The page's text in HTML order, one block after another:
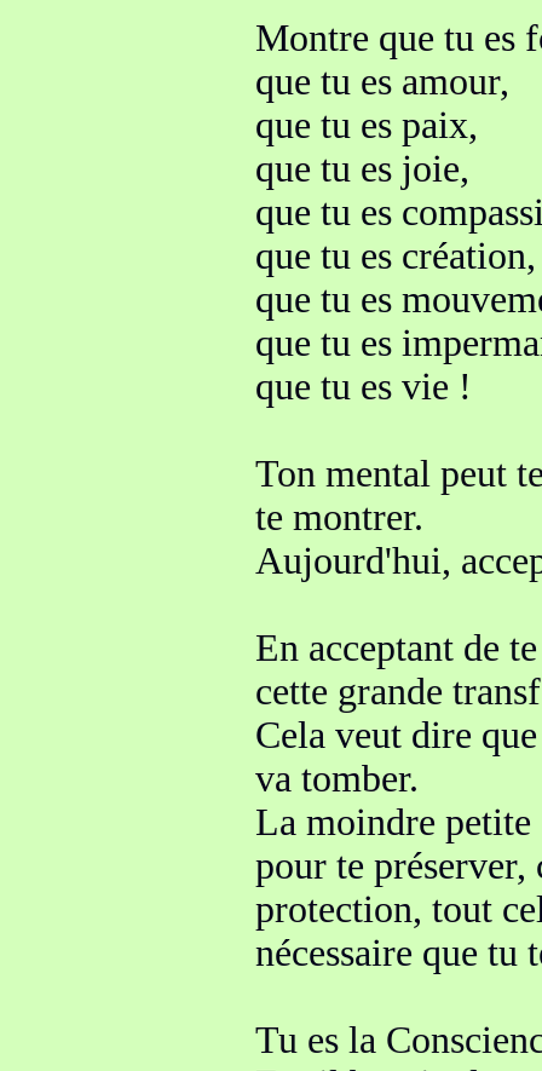
Montre que tu es
que tu es amour,
que tu es paix,
que tu es joie,
que tu es
que tu es création,
que tu es m
que tu es
que tu es vie !
Ton mental peut
te montrer.
Aujourd'hui,
En acceptant de
cette grande
Cela veut dire
va tomber.
La moindre petite
pour te
protection, tout
nécessaire que tu
Tu es la